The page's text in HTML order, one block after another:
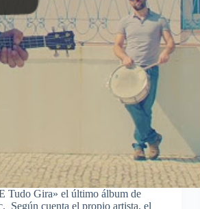
Tudo Gira» el último álbum de
Según cuenta el propio artista, el